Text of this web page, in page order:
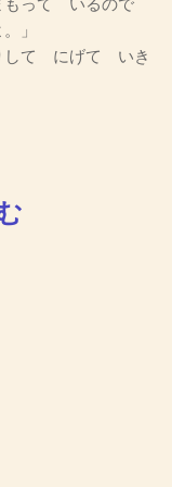
って いるので
」
して にげて いき